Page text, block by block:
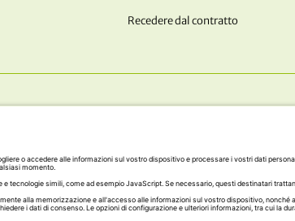
Recedere dal contratto
QUI PER TE!
office@biomat-shop.com